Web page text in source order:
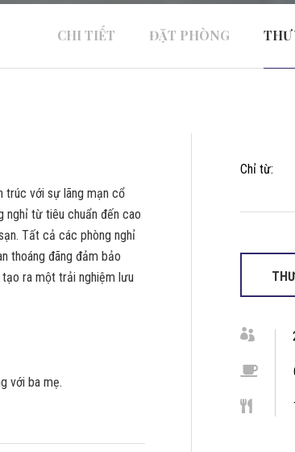
CHI TIẾT ĐẶT PHÒNG THƯ
trúc với sự lãng mạn cổ
nghỉ từ tiêu chuẩn đến cao
Tất cả các phòng nghỉ
thoáng đãng đảm bảo
ra một trải nghiệm lưu
với ba mẹ.
Chỉ từ: